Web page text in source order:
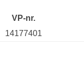
VP-nr.
14177401